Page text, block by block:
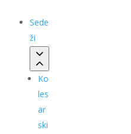
Sede
ži
Ko
les
ar
ski